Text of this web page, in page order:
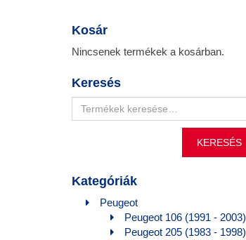
Kosár
Nincsenek termékek a kosárban.
Keresés
Keresés
a
Kategóriák
Peugeot
Peugeot 106 (1991 - 2003)
Peugeot 205 (1983 - 1998)